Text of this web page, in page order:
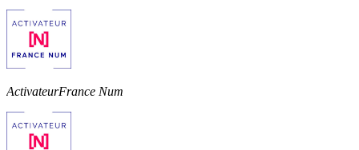
ActivateurFrance Num